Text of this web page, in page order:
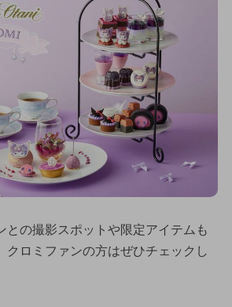
との撮影スポットや限定アイテムも
クロミファンの方はぜひチェックし